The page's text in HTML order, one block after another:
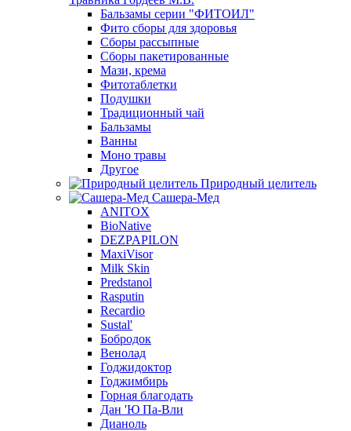
Бальзамы серии "ФИТОИЛ"
Фито сборы для здоровья
Сборы рассыпные
Сборы пакетированные
Мази, крема
Фитотаблетки
Подушки
Традиционный чай
Бальзамы
Ванны
Моно травы
Другое
Природный целитель
Сашера-Мед
ANITOX
BioNative
DEZPAPILON
MaxiVisor
Milk Skin
Predstanol
Rasputin
Recardio
Sustal'
Бобродок
Венолад
Годжидоктор
Годжимбирь
Горная благодать
Дан 'Ю Па-Вли
Дианоль